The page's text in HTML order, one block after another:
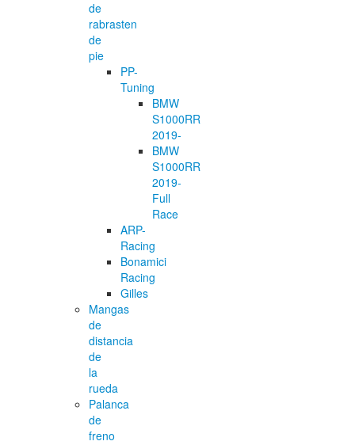
de
rabrasten
de
pie
PP-
Tuning
BMW
S1000RR
2019-
BMW
S1000RR
2019-
Full
Race
ARP-
Racing
Bonamici
Racing
Gilles
Mangas
de
distancia
de
la
rueda
Palanca
de
freno